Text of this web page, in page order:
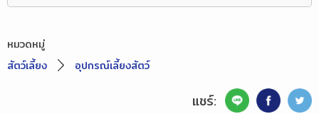
หมวดหมู่
สัตว์เลี้ยง
อุปกรณ์เลี้ยงสัตว์
แชร์: